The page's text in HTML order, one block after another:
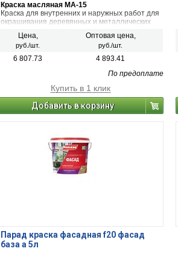
Краска масляная МА-15
Краска для внутренних и наружных работ для
окрашивания деревянных и металлических
Цена,
руб./шт.
Оптовая цена,
руб./шт.
6 807.73
4 893.41
По предоплате
Купить в 1 клик
Добавить в корзину
Парад краска фасадная f20 фасад
база а 5л